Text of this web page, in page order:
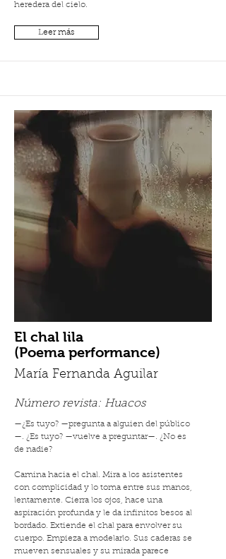
heredera del cielo.
Leer más
El chal lila
(Poema performance)
María Fernanda Aguilar
Número revista: Huacos
—¿Es tuyo? —pregunta a alguien del público
—. ¿Es tuyo? —vuelve a preguntar—. ¿No es
de nadie?
Camina hacia el chal. Mira a los asistentes
con complicidad y lo toma entre sus manos,
lentamente. Cierra los ojos, hace una
aspiración profunda y le da infinitos besos al
bordado. Extiende el chal para envolver su
cuerpo. Empieza a modelarlo. Sus caderas se
mueven sensuales y su mirada parece